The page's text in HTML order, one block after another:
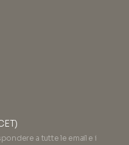
a tutte le email e i